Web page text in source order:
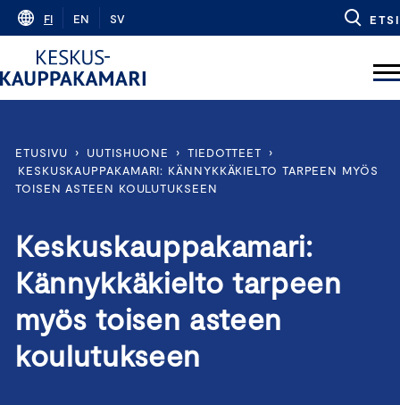
Skip
content
FI EN SV ETSI
ETUSIVU › UUTISHUONE › TIEDOTTEET
›
KESKUSKAUPPAKAMARI: KÄNNYKKÄKIELTO TARPEEN MYÖS
TOISEN ASTEEN KOULUTUKSEEN
Keskuskauppakamari:
Kännykkäkielto tarpeen
myös toisen asteen
koulutukseen